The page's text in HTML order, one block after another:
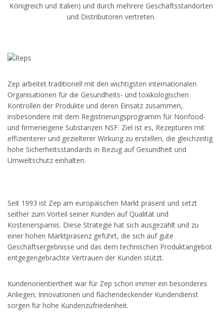
Königreich und Italien) und durch mehrere Geschäftsstandorten
und Distributoren vertreten.
Zep arbeitet traditionell mit den wichtigsten internationalen
Organisationen für die Gesundheits- und toxikologischen
Kontrollen der Produkte und deren Einsatz zusammen,
insbesondere mit dem Registrierungsprogramm für Nonfood-
und firmeneigene Substanzen NSF. Ziel ist es, Rezepturen mit
effizienterer und gezielterer Wirkung zu erstellen, die gleichzeitig
hohe Sicherheitsstandards in Bezug auf Gesundheit und
Umweltschutz einhalten.
Seit 1993 ist Zep am europäischen Markt präsent und setzt
seither zum Vorteil seiner Kunden auf Qualität und
Kostenersparnis. Diese Strategie hat sich ausgezahlt und zu
einer hohen Marktpräsenz geführt, die sich auf gute
Geschäftsergebnisse und das dem technischen Produktangebot
entgegengebrachte Vertrauen der Kunden stützt.
Kundenorientiertheit war für Zep schon immer ein besonderes
Anliegen; Innovationen und flächendeckender Kundendienst
sorgen für hohe Kundenzufriedenheit.